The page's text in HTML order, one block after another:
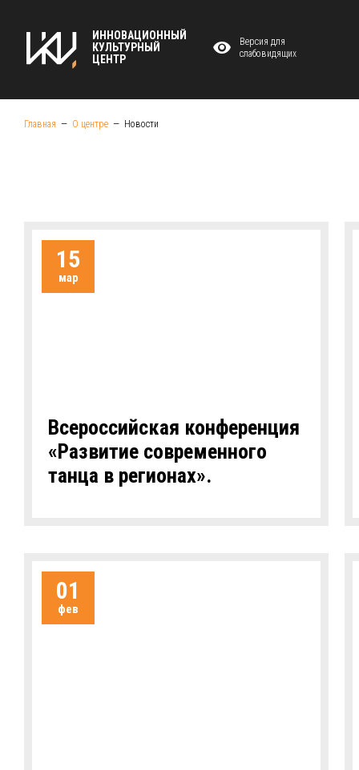
ИННОВАЦИОННЫЙ
КУЛЬТУРНЫЙ
ЦЕНТР
Версия для
слабовидящих
Главная О центре Новости
15
мар
Всероссийская конференция
«Развитие современного
танца в регионах».
01
фев